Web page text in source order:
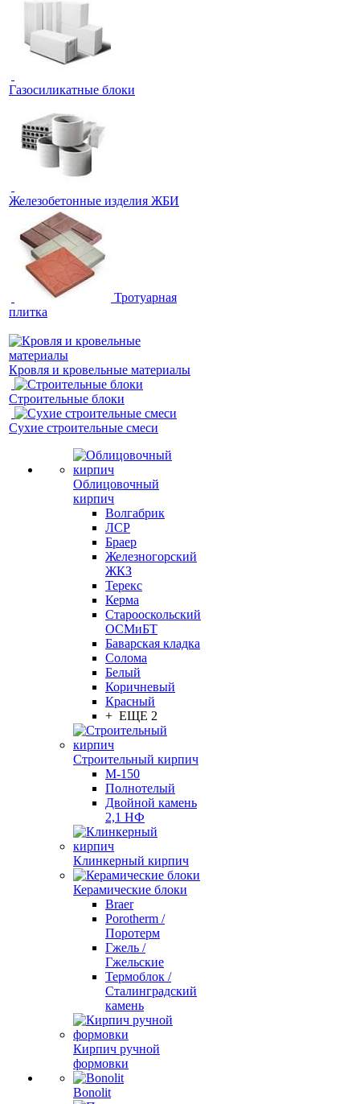
Газосиликатные блоки
Железобетонные изделия ЖБИ
Тротуарная
плитка
Кровля и кровельные материалы
Строительные блоки
Сухие строительные смеси
Облицовочный
кирпич
Волгабрик
ЛСР
Браер
Железногорский
ЖКЗ
Терекс
Керма
Старооскольский
ОСМиБТ
Баварская кладка
Солома
Белый
Коричневый
Красный
+ ЕЩЕ 2
Строительный кирпич
М-150
Полнотелый
Двойной камень
2,1 НФ
Клинкерный кирпич
Керамические блоки
Braer
Porotherm /
Поротерм
Гжель /
Гжельские
Термоблок /
Сталинградский
камень
Кирпич ручной
формовки
Bonolit